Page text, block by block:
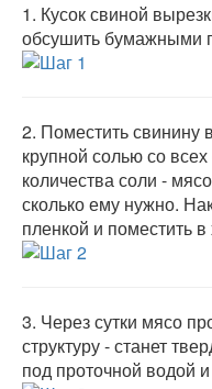
1. Кусок свиной
обсушить бумажными
2. Поместить свинину
крупной солью со
количества соли -
сколько ему нужно.
пленкой и поместить
3. Через сутки мясо
структуру - станет
под проточной водой